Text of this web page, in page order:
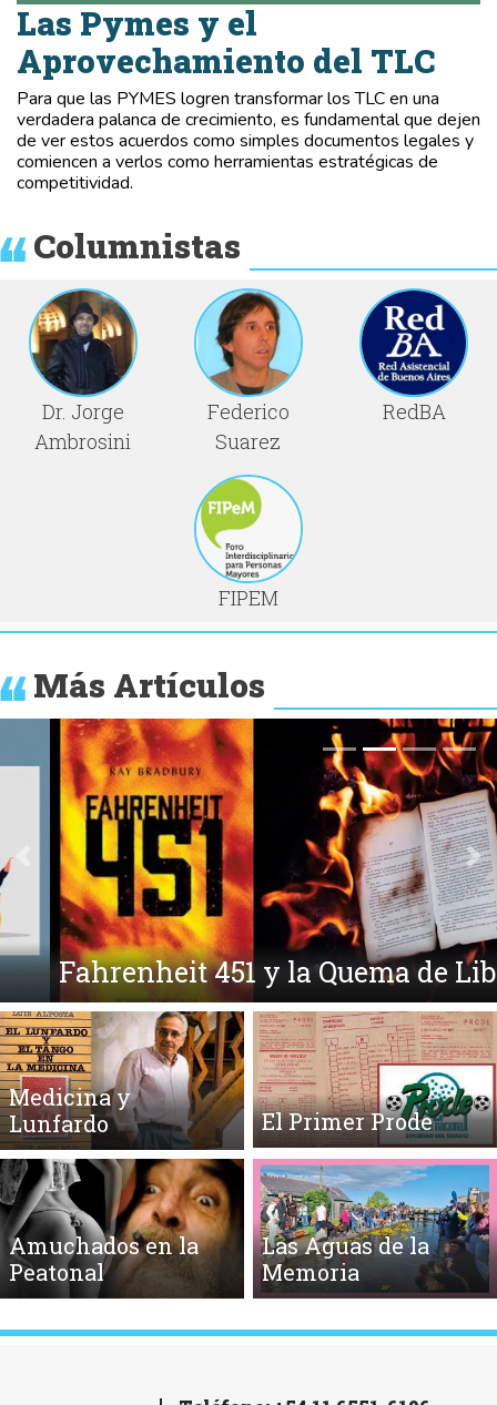
Las Pymes y el
Aprovechamiento del TLC
Para que las PYMES logren transformar los TLC en una
verdadera palanca de crecimiento, es fundamental que dejen
de ver estos acuerdos como simples documentos legales y
comiencen a verlos como herramientas estratégicas de
competitividad.
Columnistas
Dr. Jorge
Ambrosini
Federico
Suarez
RedBA
FIPEM
Más Artículos
Fahrenheit 451 y la Quema de Libros
Anterior
Medicina y
Lunfardo
El Primer Prode
Amuchados en la
Peatonal
Las Aguas de la
Memoria